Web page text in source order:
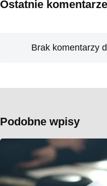
Ostatnie komentarze
Brak komentarzy
Podobne wpisy